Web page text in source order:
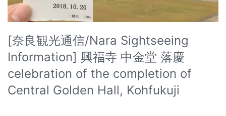
[奈良観光通信/Nara Sightseeing
Information] 興福寺 中金堂 落慶
celebration of the completion of
Central Golden Hall, Kohfukuji